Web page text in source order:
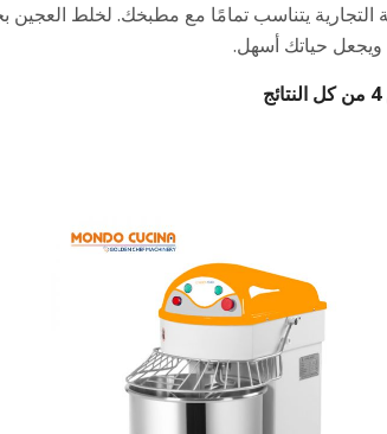
التجارية يتناسب تمامًا مع مطبخك. لخلط
ويجعل حياتك أسهل.